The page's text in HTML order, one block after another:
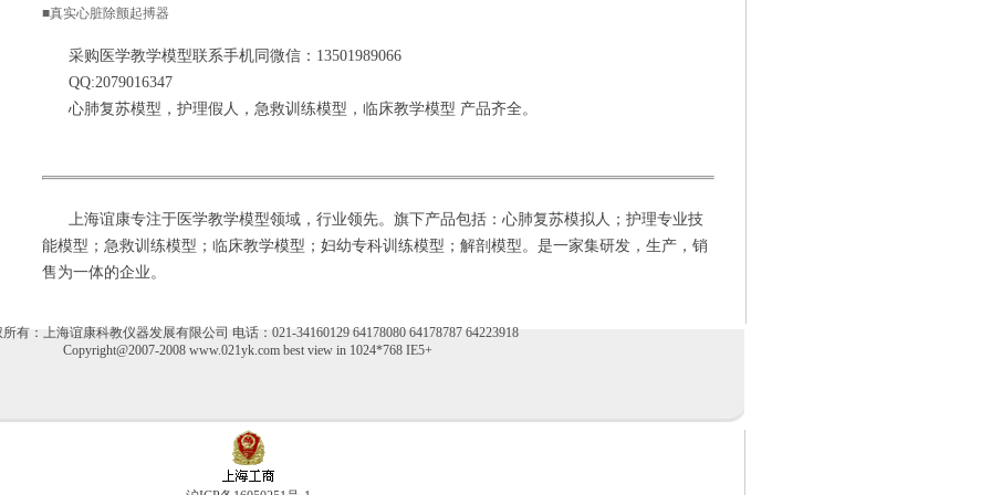
■真实心脏除颤起搏器
采购医学教学模型联系手机同微信：13501989066
QQ:2079016347
心肺复苏模型，护理假人，急救训练模型，临床教学模型 产品齐全。
上海谊康专注于医学教学模型领域，行业领先。旗下产品包括： 心肺复苏模拟人 ； 护理专业技
能模型 ； 急救训练模型 ； 临床教学模型 ； 妇幼专科训练模型 ；解剖模型。是一家集研发，生产，销
售为一体的企业。
有：上海谊康科教仪器发展有限公司 电话：021-34160129 64178080 64178787 64223918
Copyright@2007-2008 www.021yk.com best view in 1024*768 IE5+